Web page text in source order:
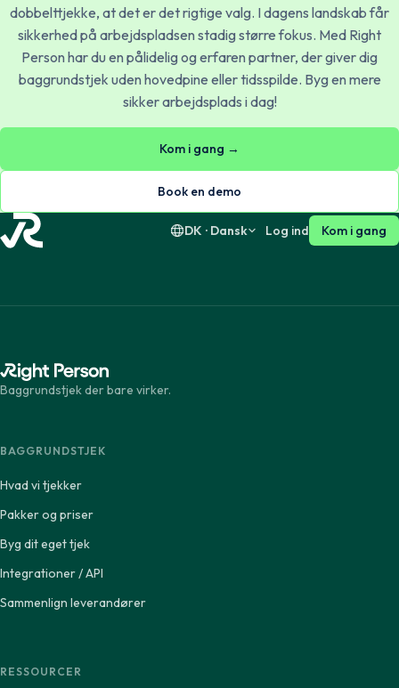
dobbelttjekke, at det er det rigtige valg. I dagens landskab får
sikkerhed på arbejdspladsen stadig større fokus. Med Right
Person har du en pålidelig og erfaren partner, der giver dig
baggrundstjek uden hovedpine eller tidsspilde. Byg en mere
sikker arbejdsplads i dag!
Kom i gang →
Book en demo
DK · Dansk
Svenska English
Dansk English
English
Log ind Kom i gang
Baggrundstjek der bare virker.
BAGGRUNDSTJEK
Hvad vi tjekker
Pakker og priser
Byg dit eget tjek
Integrationer / API
Sammenlign leverandører
RESSOURCER